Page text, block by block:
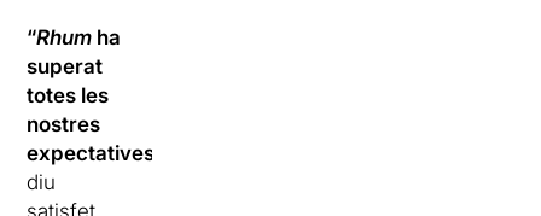
“Rhum ha
superat
totes les
nostres
expectatives
diu